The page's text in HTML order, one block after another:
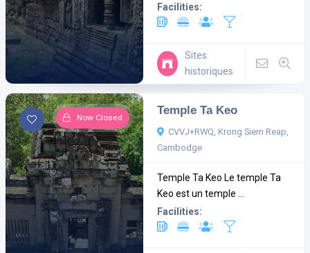
Facilities:
Sites
historiques
Now Closed
Temple Ta Keo
CVVJ+RWQ, Krong Siem Reap,
Cambodge
Temple Ta Keo Le temple Ta
Keo est un temple ...
Facilities: